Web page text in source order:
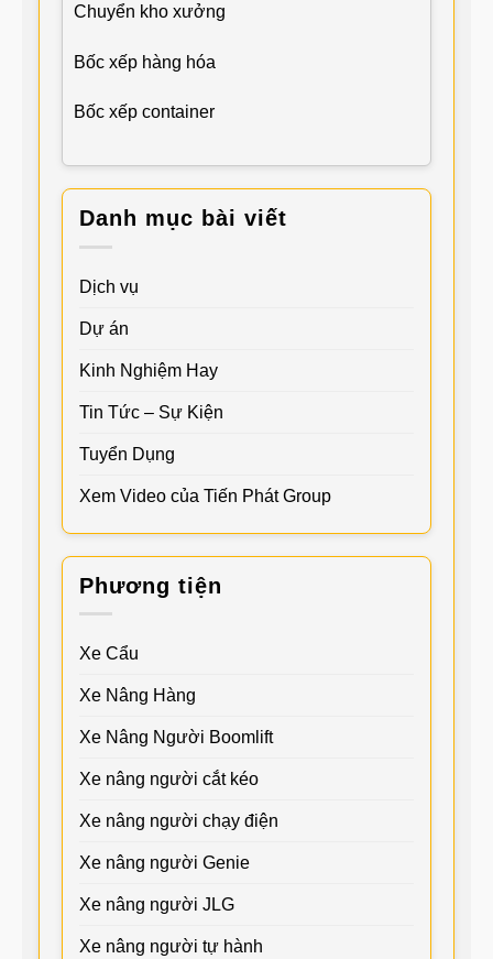
Chuyển kho xưởng
Bốc xếp hàng hóa
Bốc xếp container
Danh mục bài viết
Dịch vụ
Dự án
Kinh Nghiệm Hay
Tin Tức – Sự Kiện
Tuyển Dụng
Xem Video của Tiến Phát Group
Phương tiện
Xe Cẩu
Xe Nâng Hàng
Xe Nâng Người Boomlift
Xe nâng người cắt kéo
Xe nâng người chạy điện
Xe nâng người Genie
Xe nâng người JLG
Xe nâng người tự hành